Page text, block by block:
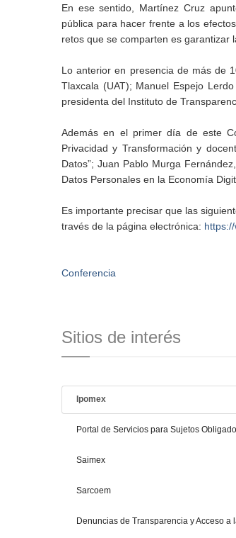
En ese sentido, Martínez Cruz
pública para hacer frente a los
retos que se comparten es garantizar
Lo anterior en presencia de más de
Tlaxcala (UAT); Manuel Espejo
presidenta del Instituto de
Además en el primer día de este
Privacidad y Transformación y
Datos”; Juan Pablo Murga
Datos Personales en la Economía
Es importante precisar que las
través de la página electrónica:
Conferencia
Sitios de interés
Ipomex
Portal de Servicios para Sujetos
Saimex
Sarcoem
Denuncias de Transparencia y Acceso a